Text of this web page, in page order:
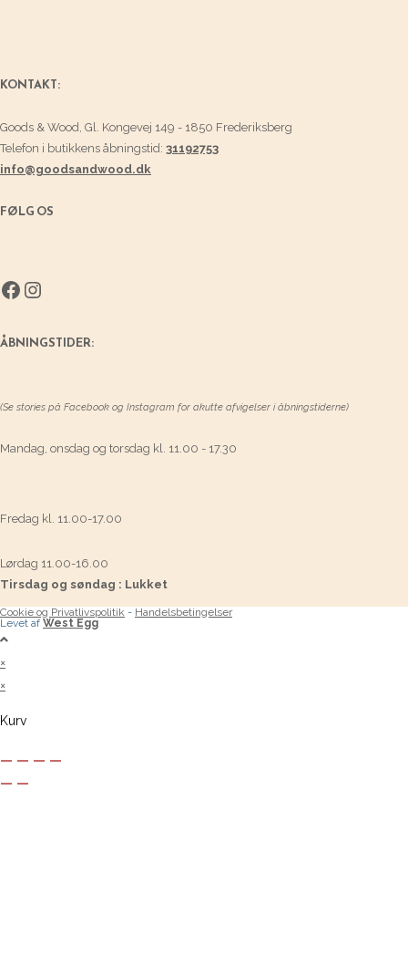
KONTAKT:
Goods & Wood, Gl. Kongevej 149 - 1850 Frederiksberg
Telefon i butikkens åbningstid: 31192753
info@goodsandwood.dk
FØLG OS
Facebook
Instagram
ÅBNINGSTIDER:
(Se stories på Facebook og Instagram for akutte afvigelser i åbningstiderne)
Mandag, onsdag og torsdag kl. 11.00 - 17.30
Fredag kl. 11.00-17.00
Lørdag 11.00-16.00
Tirsdag og søndag : Lukket
Cookie og Privatlivspolitik - Handelsbetingelser
Levet af West Egg
×
×
Kurv